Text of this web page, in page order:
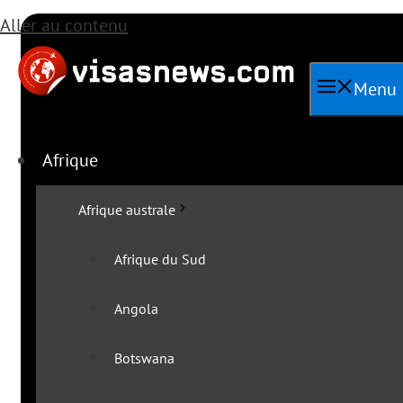
Aller au contenu
Menu
Afrique
Afrique australe
Afrique du Sud
Angola
Botswana